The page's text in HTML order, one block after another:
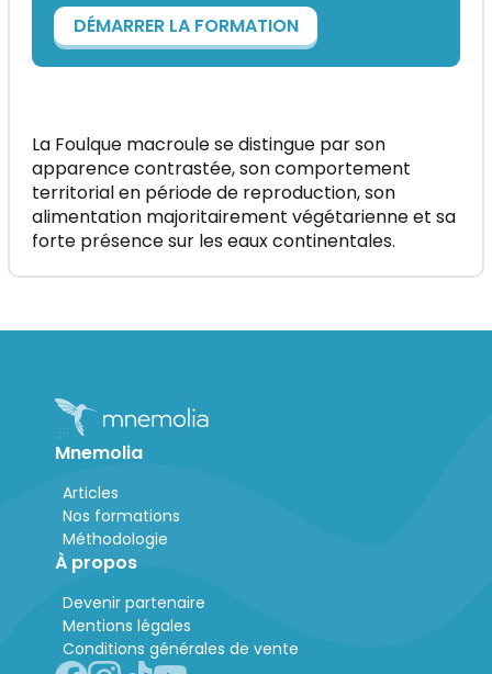
DÉMARRER LA FORMATION
La Foulque macroule se distingue par son
apparence contrastée, son comportement
territorial en période de reproduction, son
alimentation majoritairement végétarienne et sa
forte présence sur les eaux continentales.
Mnemolia
Articles
Nos formations
Méthodologie
À propos
Devenir partenaire
Mentions légales
Conditions générales de vente